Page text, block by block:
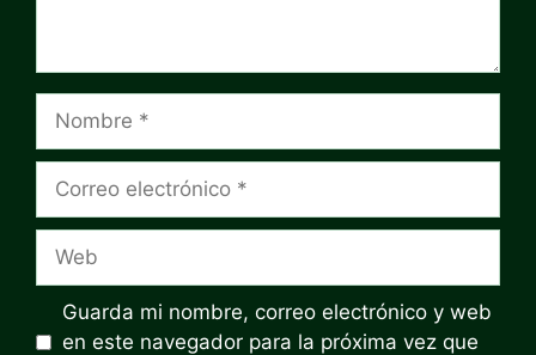
Nombre
Correo
Web
Guarda mi nombre, correo electrónico y web
en este navegador para la próxima vez que